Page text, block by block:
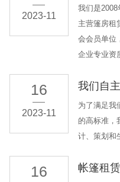
2023-11
我们是2008
主营篷房租
会会员单位
企业专业资
16
2023-11
我们自
为了满足我
的高标准，
计、策划和
16 帐篷租